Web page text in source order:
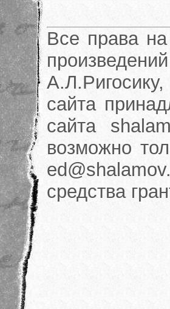
Все права на
сайта
сайта
возможно
средства